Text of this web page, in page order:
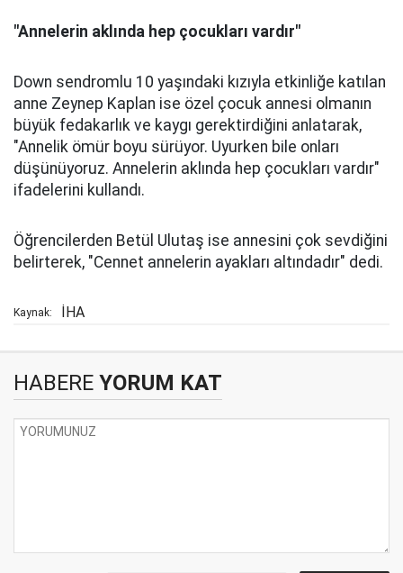
"Annelerin aklında hep çocukları vardır"
Down sendromlu 10 yaşındaki kızıyla etkinliğe katılan
anne Zeynep Kaplan ise özel çocuk annesi olmanın
büyük fedakarlık ve kaygı gerektirdiğini anlatarak,
"Annelik ömür boyu sürüyor. Uyurken bile onları
düşünüyoruz. Annelerin aklında hep çocukları vardır"
ifadelerini kullandı.
Öğrencilerden Betül Ulutaş ise annesini çok sevdiğini
belirterek, "Cennet annelerin ayakları altındadır" dedi.
Kaynak: İHA
HABERE YORUM KAT